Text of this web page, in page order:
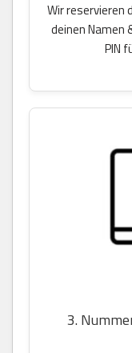
Wir reservieren
deinen Namen
PIN
3.